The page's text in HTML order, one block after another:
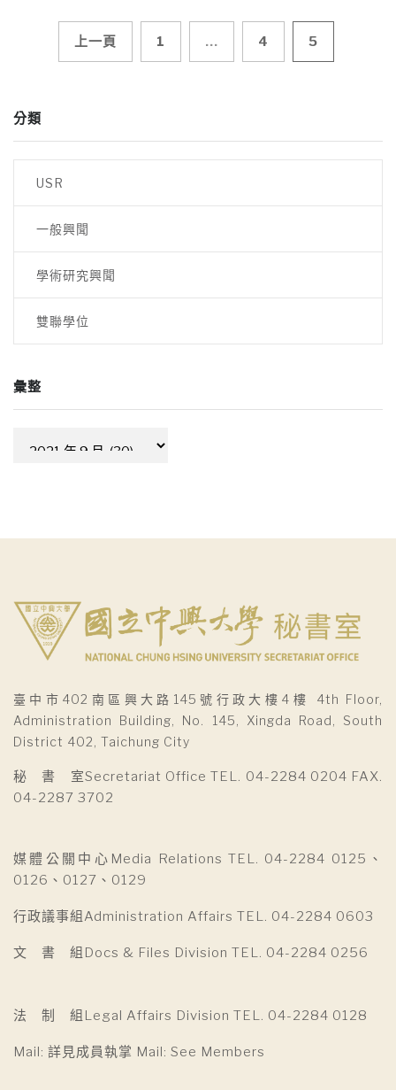
導
覽
上一頁 1 ... 4 5
分類
USR
一般興聞
學術研究興聞
雙聯學位
彙整
臺中市402南區興大路145號行政大樓4樓 4th Floor,
Administration Building, No. 145, Xingda Road, South
District 402, Taichung City
秘 書 室Secretariat Office TEL. 04-2284 0204 FAX.
04-2287 3702
媒體公關中心Media Relations TEL. 04-2284 0125、
0126、0127、0129
行政議事組Administration Affairs TEL. 04-2284 0603
文 書 組Docs & Files Division TEL. 04-2284 0256
法 制 組Legal Affairs Division TEL. 04-2284 0128
Mail: 詳見成員執掌 Mail: See Members